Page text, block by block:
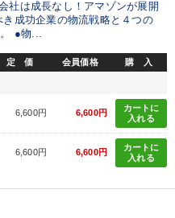
社は成長なし！アマゾンが展開
成功企業の物流戦略と４つの
●物...
定 価 会員価格 購 入
6,600円 6,600円
カートに
入れる
6,600円 6,600円
カートに
入れる